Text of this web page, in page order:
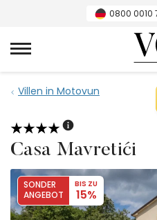
0800 0010
Villen in Motovun
Casa Mavretići
SONDER
ANGEBOT
BIS ZU
15%